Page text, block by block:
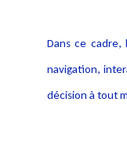
Dans ce
navigation,
décision à tout